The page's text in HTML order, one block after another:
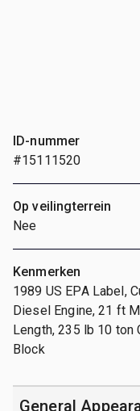
ID-nummer
#15111520
Op veilingterrein
Nee
Kenmerken
1989 US EPA Label,
Diesel Engine, 21 ft
Length, 235 lb 10 ton
Block
General